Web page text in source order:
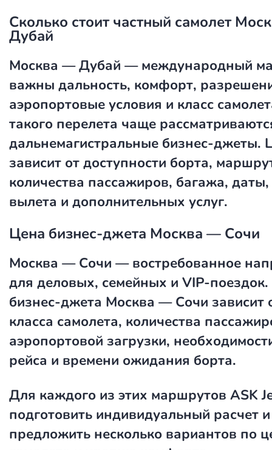
Сколько стоит частный самолет
Дубай
Москва — Дубай — международный
важны дальность, комфорт,
аэропортовые условия и класс
такого перелета чаще
дальнемагистральные бизнес-джеты.
зависит от доступности борта,
количества пассажиров, багажа,
вылета и дополнительных услуг.
Цена бизнес-джета Москва — Сочи
Москва — Сочи — востребованное
для деловых, семейных и VIP-поездок.
бизнес-джета Москва — Сочи зависит
класса самолета, количества
аэропортовой загрузки,
рейса и времени ожидания борта.
Для каждого из этих маршрутов ASK
подготовить индивидуальный расчет и
предложить несколько вариантов по